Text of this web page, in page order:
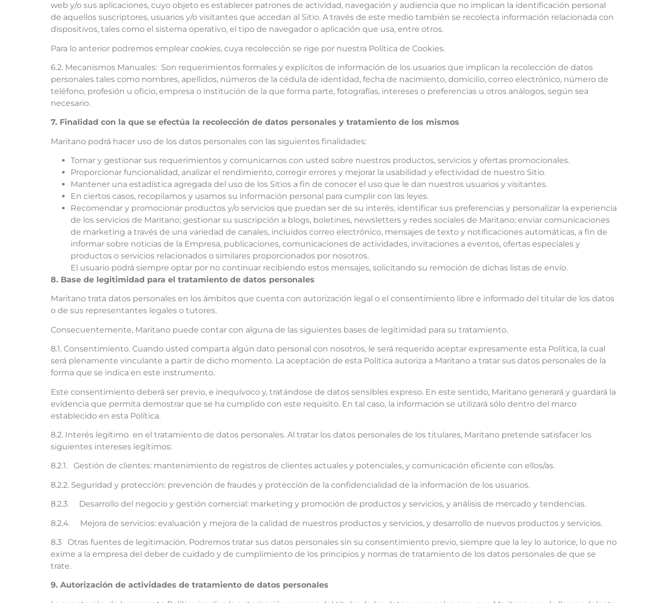
web y/o sus aplicaciones, cuyo objeto es establecer patrones de actividad, navegación y audiencia que no implican la identificación personal
de aquellos suscriptores, usuarios y/o visitantes que accedan al Sitio. A través de este medio también se recolecta información relacionada con
dispositivos, tales como el sistema operativo, el tipo de navegador o aplicación que usa, entre otros.
Para lo anterior podremos emplear cookies, cuya recolección se rige por nuestra Política de Cookies.
6.2. Mecanismos Manuales: Son requerimientos formales y explícitos de información de los usuarios que implican la recolección de datos
personales tales como nombres, apellidos, números de la cédula de identidad, fecha de nacimiento, domicilio, correo electrónico, número de
teléfono, profesión u oficio, empresa o institución de la que forma parte, fotografías, intereses o preferencias u otros análogos, según sea
necesario.
7. Finalidad con la que se efectúa la recolección de datos personales y tratamiento de los mismos
Maritano podrá hacer uso de los datos personales con las siguientes finalidades:
Tomar y gestionar sus requerimientos y comunicarnos con usted sobre nuestros productos, servicios y ofertas promocionales.
Proporcionar funcionalidad, analizar el rendimiento, corregir errores y mejorar la usabilidad y efectividad de nuestro Sitio.
Mantener una estadística agregada del uso de los Sitios a fin de conocer el uso que le dan nuestros usuarios y visitantes.
En ciertos casos, recopilamos y usamos su información personal para cumplir con las leyes.
Recomendar y promocionar productos y/o servicios que puedan ser de su interés, identificar sus preferencias y personalizar la experiencia
de los servicios de Maritano; gestionar su suscripción a blogs, boletines, newsletters y redes sociales de Maritano; enviar comunicaciones
de marketing a través de una variedad de canales, incluidos correo electrónico, mensajes de texto y notificaciones automáticas, a fin de
informar sobre noticias de la Empresa, publicaciones, comunicaciones de actividades, invitaciones a eventos, ofertas especiales y
productos o servicios relacionados o similares proporcionados por nosotros.
El usuario podrá siempre optar por no continuar recibiendo estos mensajes, solicitando su remoción de dichas listas de envío.
8. Base de legitimidad para el tratamiento de datos personales
Maritano trata datos personales en los ámbitos que cuenta con autorización legal o el consentimiento libre e informado del titular de los datos
o de sus representantes legales o tutores.
Consecuentemente, Maritano puede contar con alguna de las siguientes bases de legitimidad para su tratamiento.
8.1. Consentimiento. Cuando usted comparta algún dato personal con nosotros, le será requerido aceptar expresamente esta Política, la cual
será plenamente vinculante a partir de dicho momento. La aceptación de esta Política autoriza a Maritano a tratar sus datos personales de la
forma que se indica en este instrumento.
Este consentimiento deberá ser previo, e inequívoco y, tratándose de datos sensibles expreso. En este sentido, Maritano generará y guardará la
evidencia que permita demostrar que se ha cumplido con este requisito. En tal caso, la información se utilizará sólo dentro del marco
establecido en esta Política.
8.2. Interés legítimo en el tratamiento de datos personales. Al tratar los datos personales de los titulares, Maritano pretende satisfacer los
siguientes intereses legítimos:
8.2.1. Gestión de clientes: mantenimiento de registros de clientes actuales y potenciales, y comunicación eficiente con ellos/as.
8.2.2. Seguridad y protección: prevención de fraudes y protección de la confidencialidad de la información de los usuarios.
8.2.3. Desarrollo del negocio y gestión comercial: marketing y promoción de productos y servicios, y análisis de mercado y tendencias.
8.2.4. Mejora de servicios: evaluación y mejora de la calidad de nuestros productos y servicios, y desarrollo de nuevos productos y servicios.
8.3 Otras fuentes de legitimación. Podremos tratar sus datos personales sin su consentimiento previo, siempre que la ley lo autorice, lo que no
exime a la empresa del deber de cuidado y de cumplimiento de los principios y normas de tratamiento de los datos personales de que se
trate.
9. Autorización de actividades de tratamiento de datos personales